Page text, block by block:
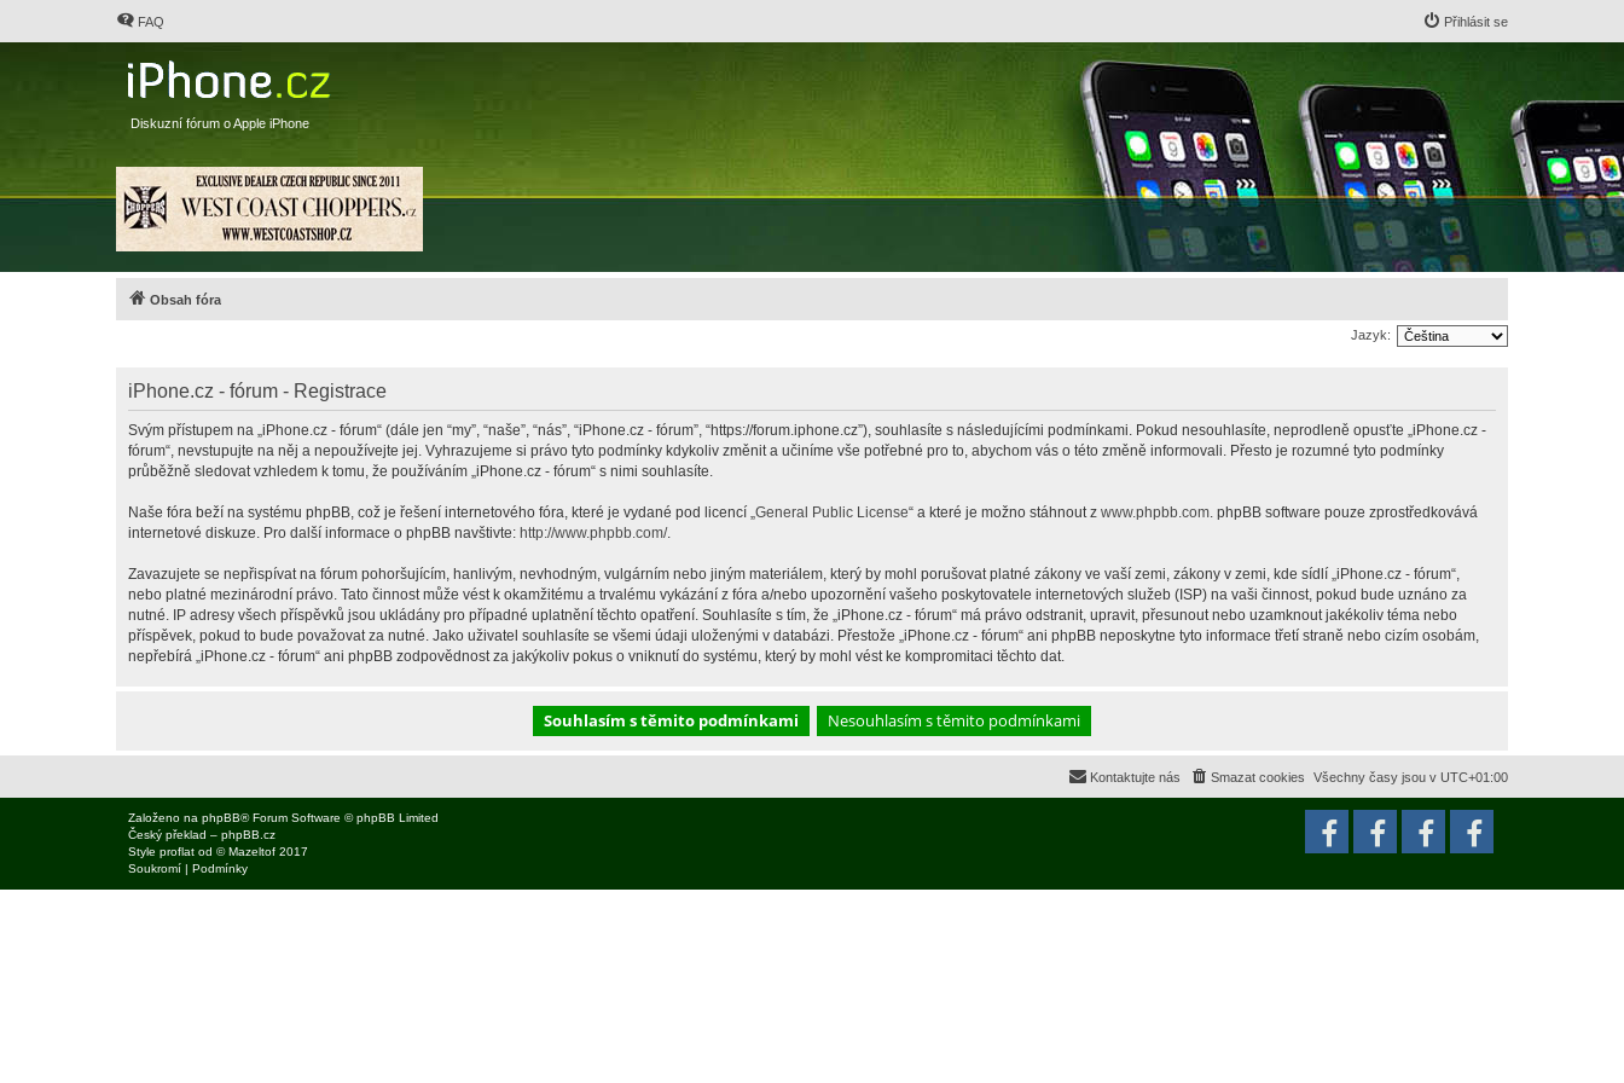
FAQ Přihlásit se
Diskuzní fórum o Apple iPhone
Obsah fóra
Jazyk:
iPhone.cz - fórum - Registrace
Svým přístupem na „iPhone.cz - fórum“ (dále jen “my”, “naše”, “nás”, “iPhone.cz - fórum”, “https://forum.iphone.cz”), souhlasíte s následujícími podmínkami. Pokud nesouhlasíte, neprodleně opusťte „iPhone.cz -
fórum“, nevstupujte na něj a nepoužívejte jej. Vyhrazujeme si právo tyto podmínky kdykoliv změnit a učiníme vše potřebné pro to, abychom vás o této změně informovali. Přesto je rozumné tyto podmínky
průběžně sledovat vzhledem k tomu, že používáním „iPhone.cz - fórum“ s nimi souhlasíte.
Naše fóra beží na systému phpBB, což je řešení internetového fóra, které je vydané pod licencí „ General Public License“ a které je možno stáhnout z www.phpbb.com . phpBB software pouze zprostředkovává
internetové diskuze. Pro další informace o phpBB navštivte: http://www.phpbb.com/.
Zavazujete se nepřispívat na fórum pohoršujícím, hanlivým, nevhodným, vulgárním nebo jiným materiálem, který by mohl porušovat platné zákony ve vaší zemi, zákony v zemi, kde sídlí „iPhone.cz - fórum“,
nebo platné mezinárodní právo. Tato činnost může vést k okamžitému a trvalému vykázání z fóra a/nebo upozornění vašeho poskytovatele internetových služeb (ISP) na vaši činnost, pokud bude uznáno za
nutné. IP adresy všech příspěvků jsou ukládány pro případné uplatnění těchto opatření. Souhlasíte s tím, že „iPhone.cz - fórum“ má právo odstranit, upravit, přesunout nebo uzamknout jakékoliv téma nebo
příspěvek, pokud to bude považovat za nutné. Jako uživatel souhlasíte se všemi údaji uloženými v databázi. Přestože „iPhone.cz - fórum“ ani phpBB neposkytne tyto informace třetí straně nebo cizím osobám,
nepřebírá „iPhone.cz - fórum“ ani phpBB zodpovědnost za jakýkoliv pokus o vniknutí do systému, který by mohl vést ke kompromitaci těchto dat.
Všechny časy jsou v UTC+01:00
Smazat cookies
Kontaktujte nás
Založeno na phpBB® Forum Software © phpBB Limited
Český překlad – phpBB.cz
Style proflat od ©Mazeltof 2017
Soukromí | Podmínky